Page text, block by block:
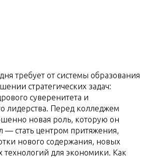
требует от системы образования
стратегических задач:
суверенитета и
лидерства. Перед колледжем
новая роль, которую он
— стать центром притяжения,
нового содержания, новых
технологий для экономики. Как